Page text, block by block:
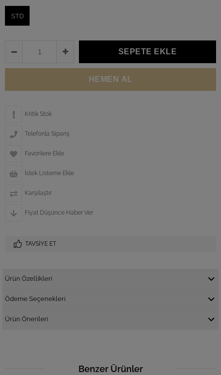
STD
Kritik Stok
Telefonla Sipariş
Favorilere Ekle
İstek Listeme Ekle
Karşılaştır
Fiyat Düşünce Haber Ver
TAVSIYE ET
Ürün Özellikleri
Ödeme Seçenekleri
Ürün Önerileri
Benzer Ürünler